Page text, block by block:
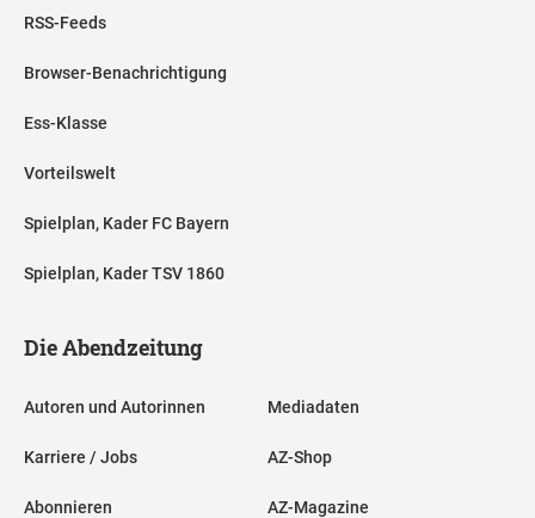
RSS-Feeds
Browser-Benachrichtigung
Ess-Klasse
Vorteilswelt
Spielplan, Kader FC Bayern
Spielplan, Kader TSV 1860
Die Abendzeitung
Autoren und Autorinnen
Karriere / Jobs
Abonnieren
Mediadaten
AZ-Shop
AZ-Magazine